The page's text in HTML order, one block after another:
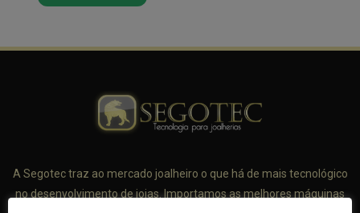
A Segotec traz ao mercado joalheiro o que há de mais tecnológico
no desenvolvimento de joias. Importamos as melhores máquinas